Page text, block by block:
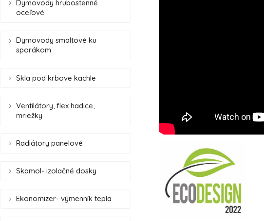
Dymovody hrubostenné
oceľové
Dymovody smaltové ku
sporákom
Skla pod krbove kachle
Ventilátory, flex hadice,
mriežky
Radiátory panelové
Skamol- izolačné dosky
Ekonomizer- výmenník tepla